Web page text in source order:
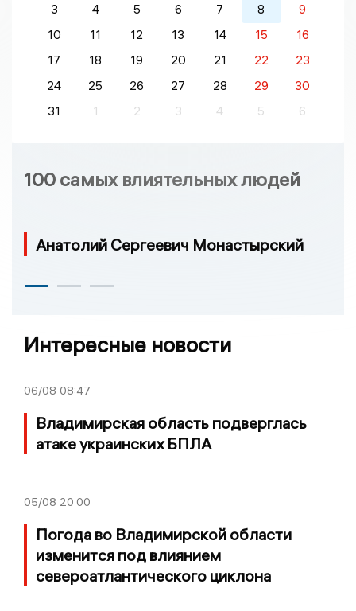
3 4 5 6 7 8
9
10
11 12 13 14 15
16
17
18 19 20 21 22
23
24
25 26 27 28 29
30
31
1 2 3 4 5 6
100 самых влиятельных людей
Анатолий Сергеевич Монастырский
Интересные новости
06/08 08:47
Владимирская область подверглась
атаке украинских БПЛА
05/08 20:00
Погода во Владимирской области
изменится под влиянием
североатлантического циклона